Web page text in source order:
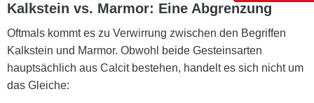
Kalkstein vs. Marmor: Eine Abgrenzung
Oftmals kommt es zu Verwirrung zwischen den Begriffen
Kalkstein und Marmor. Obwohl beide Gesteinsarten
hauptsächlich aus Calcit bestehen, handelt es sich nicht um
das Gleiche: